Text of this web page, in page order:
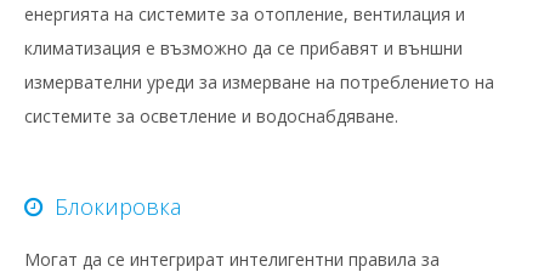
енергията на системите за отопление, вентилация и
климатизация е възможно да се прибавят и външни
измервателни уреди за измерване на потреблението на
системите за осветление и водоснабдяване.
Блокировка
Могат да се интегрират интелигентни правила за